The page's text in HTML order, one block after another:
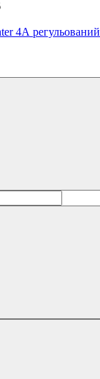
4А регульований